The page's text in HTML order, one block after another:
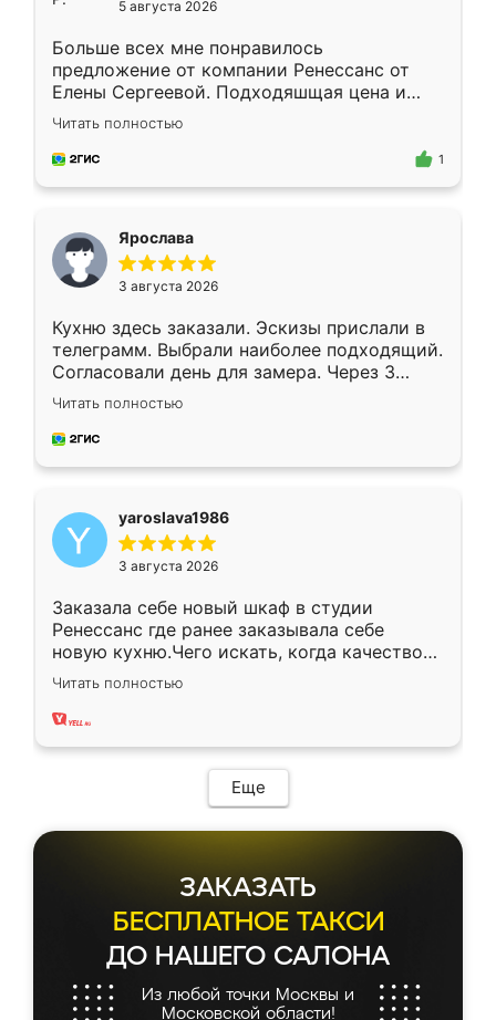
5 августа 2026
Больше всех мне понравилось
предложение от компании Ренессанс от
Елены Сергеевой. Подходяшщая цена и
короткие сроки изготовления. Приехавший
для замера сотрудник Владислав
предложил по моему эскизу самый
Читать полностью
1
Ярослава
3 августа 2026
Кухню здесь заказали. Эскизы прислали в
телеграмм. Выбрали наиболее подходящий.
Согласовали день для замера. Через 3
недели кухня была уже готова. Остались
довольны работой. Спасибо Ренессанс
мебель за качественную работу!
Читать полностью
yaroslava1986
3 августа 2026
Заказала себе новый шкаф в студии
Ренессанс где ранее заказывала себе
новую кухню.Чего искать, когда качеством
вполне довольна. Служит кухня уже почти
два года, нареканий нет.
Читать полностью
Еще
ЗАКАЗАТЬ
БЕСПЛАТНОЕ ТАКСИ
ДО НАШЕГО САЛОНА
Из любой точки Москвы и
Московской области!